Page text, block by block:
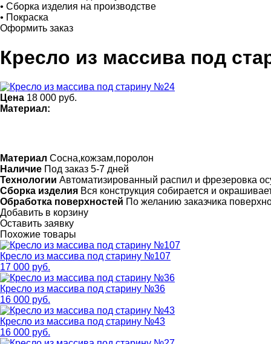
• Сборка изделия на производстве
• Покраска
Оформить заказ
Кресло из массива под
Цена 18 000 руб.
Материал:
Материал Сосна,кожзам,поролон
Наличие Под заказ 5-7 дней
Технологии Автоматизированный распил и фрезеровка
Сборка изделия Вся конструкция собирается и
Обработка поверхностей По желанию заказчика
Добавить в корзину
Оставить заявку
Похожие товары
Кресло из массива под старину №107
17 000 руб.
Кресло из массива под старину №36
16 000 руб.
Кресло из массива под старину №43
16 000 руб.